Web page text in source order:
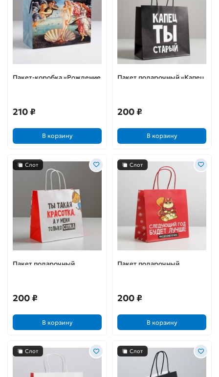
Пакет-коробка «Рождение
210 ₽
В корзину
Пакет подарочный «Капец
200 ₽
В корзину
Слот
Пакет подарочный
200 ₽
В корзину
Слот
Пакет подарочный
200 ₽
В корзину
Слот Слот